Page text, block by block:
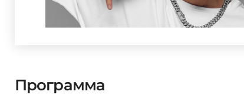
Программа